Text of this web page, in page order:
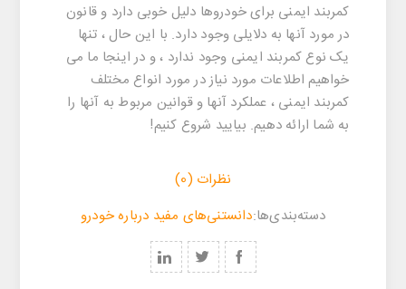
کمربند ایمنی برای خودروها دلیل خوبی دارد و قانون
در مورد آنها به دلایلی وجود دارد. با این حال ، تنها
یک نوع کمربند ایمنی وجود ندارد ، و در اینجا ما می
خواهیم اطلاعات مورد نیاز در مورد انواع مختلف
کمربند ایمنی ، عملکرد آنها و قوانین مربوط به آنها را
به شما ارائه دهیم. بیایید شروع کنیم!
نظرات (0)
‌‌دسته‌بندی‌‌ها:دانستنی‌های مفید درباره خودرو